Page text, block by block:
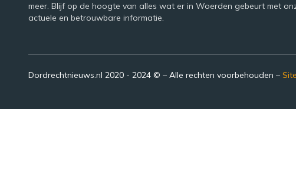
meer. Blijf op de hoogte van alles wat er in Woerden gebeurt met
actuele en betrouwbare informatie.
Dordrechtnieuws.nl 2020 - 2024 © – Alle rechten voorbehouden –